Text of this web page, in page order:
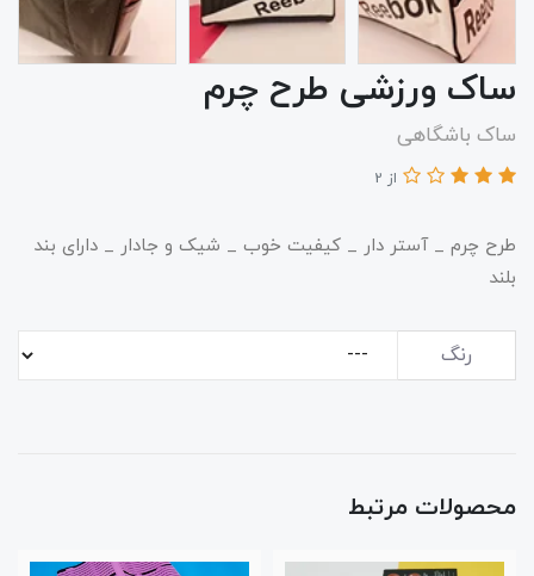
ساک ورزشی طرح چرم
ساک باشگاهی
از 2
طرح چرم _ آستر دار _ کیفیت خوب _ شیک و جادار _ دارای بند
بلند
رنگ
محصولات مرتبط